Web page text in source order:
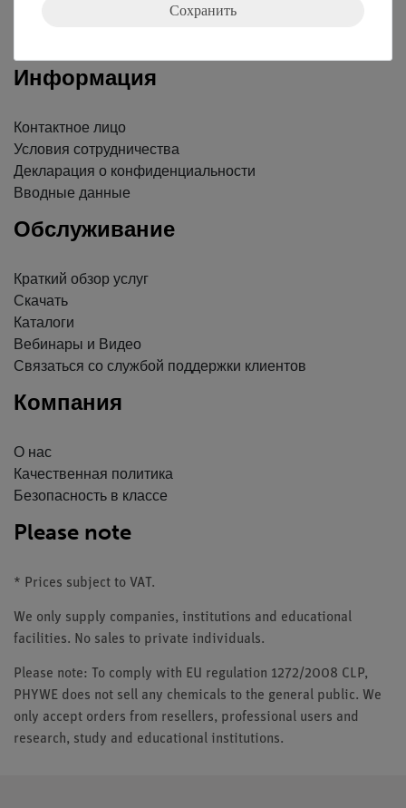
Nach oben
Информация
Контактное лицо
Условия сотрудничества
Декларация о конфиденциальности
Вводные данные
Обслуживание
Краткий обзор услуг
Скачать
Каталоги
Вебинары и Видео
Связаться со службой поддержки клиентов
Компания
О нас
Качественная политика
Безопасность в классе
Please note
* Prices subject to VAT.
We only supply companies, institutions and educational
facilities. No sales to private individuals.
Please note: To comply with EU regulation 1272/2008 CLP,
PHYWE does not sell any chemicals to the general public. We
only accept orders from resellers, professional users and
research, study and educational institutions.
Сохранить